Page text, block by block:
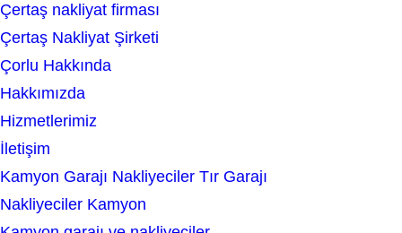
a
r
c
h
Çertaş nakliyat firması
Çertaş Nakliyat Şirketi
Çorlu Hakkında
Hakkımızda
Hizmetlerimiz
İletişim
Kamyon Garajı Nakliyeciler Tır Garajı
Nakliyeciler Kamyon